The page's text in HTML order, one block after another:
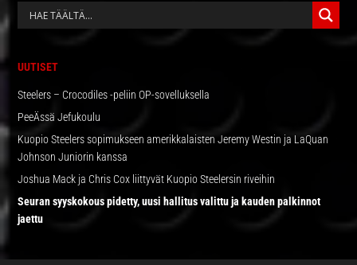
ENSISIJAINEN
UUTISET
Steelers – Crocodiles -peliin OP-sovelluksella
PeeÄssä Jefukoulu
Kuopio Steelers sopimukseen amerikkalaisten Jeremy Westin ja LaQuan
Johnson Juniorin kanssa
Joshua Mack ja Chris Cox liittyvät Kuopio Steelersin riveihin
Seuran syyskokous pidetty, uusi hallitus valittu ja kauden palkinnot
jaettu